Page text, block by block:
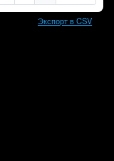
Экспорт в CSV